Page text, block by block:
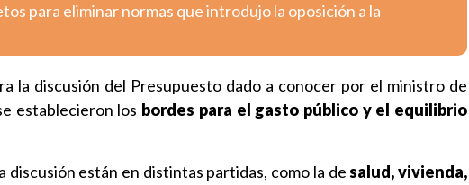
para eliminar normas que introdujo la oposición a la
la discusión del Presupuesto dado a conocer por el ministro de
establecieron los bordes para el gasto público y el equilibrio
discusión están en distintas partidas, como la desalud, vivienda,